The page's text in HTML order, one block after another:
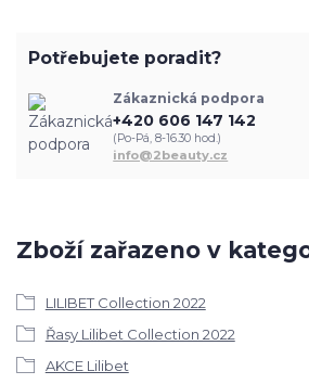
Zboží zařazeno v
LILIBET Collection 2022
Řasy Lilibet Collection 2022
AKCE Lilibet
Potřebujete poradit?
Zákaznická podpora
+420 606 147 142
(Po-Pá, 8-16.30 hod.)
info@2beauty.cz